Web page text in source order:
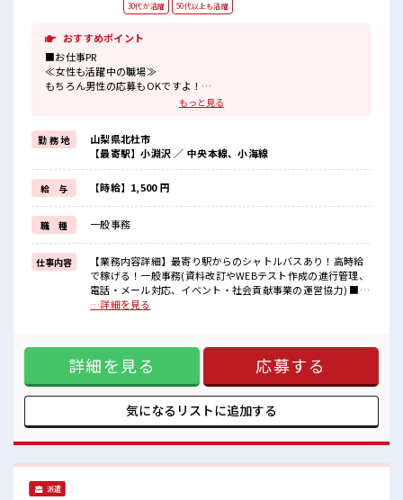
30代が活躍
50代以上も活躍
おすすめポイント
■お仕事PR
≪女性も活躍中の職場≫
もちろん男性の応募もOKですよ！
場合によってはお願いすることもあります♪
≪週休2日制≫
週末は家族や友人と一緒にプライベート満喫！
≪未経験の方も大カンゲイ≫
新しいことにチャレンジするのは不安だけど、
しっかり働く環境が整っています！
イチからスキルUP・ステップUP目指していきましょう！
≪自分に合った期間で働ける≫
福利厚生が整った派遣のお仕事です！
■職場の雰囲気
女性が多めの職場です♪
少人数ですぐに馴染むことができそう♪
ロッカーあり！
安心してお仕事に集中♪
もっと見る
勤 務 地
山梨県北杜市
【最寄駅】小淵沢 ／ 中央本線、小海線
給 与 【時給】1,500 円
職 種 一般事務
仕事内容
【業務内容詳細】最寄り駅からのシャトルバスあり！高時給
で稼げる！一般事務(資料改訂やWEBテスト作成の進行管理、
電話・メール対応、イベント・社会貢献事業の運営協力) ■お
仕事PR ≪女性も活躍中の職場≫ もちろん男性の応募もOKで
族や友人と一緒にプライベート満喫！ ≪未経験の方も大カン
ゲイ≫ 新しいことにチャレンジするのは不安だけど、 しっか
り働く環境が整っています！ イチからスキルUP・ステップ
UP目指していきましょう！ ≪自分に合った期間で働ける≫ 福
利厚生が整った派遣のお仕事です！ ■職場の雰囲気 女性が多
めの職場です♪ 少人数ですぐに馴染むことができそう♪ アッ
あり！ 安心してお仕事に集中♪
…詳細を見る
詳細を見る 応募する
気になるリストに追加する
派遣